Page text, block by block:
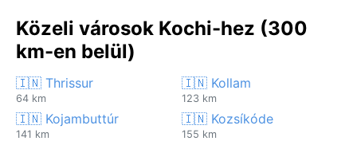
Közeli városok Kochi-hez (300
km-en belül)
🇮🇳 Thrissur
64 km
🇮🇳 Kollam
123 km
🇮🇳 Kojambuttúr
141 km
🇮🇳 Kozsíkóde
155 km